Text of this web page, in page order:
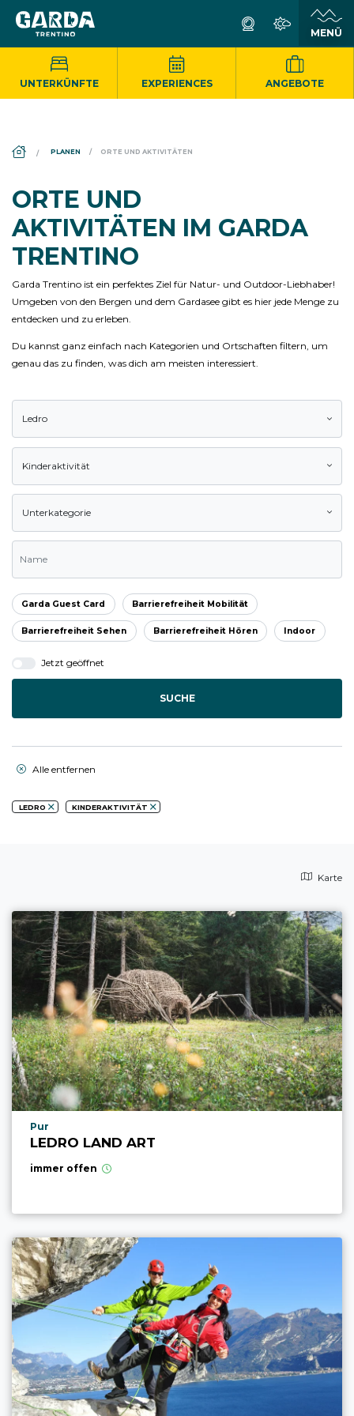
UNTERKÜNFTE EXPERIENCES ANGEBOTE
DS_BREADCRUMB.HOME
PLANEN ORTE UND AKTIVITÄTEN
ORTE UND
AKTIVITÄTEN IM GARDA
TRENTINO
Garda Trentino ist ein perfektes Ziel für Natur- und Outdoor-Liebhaber!
Umgeben von den Bergen und dem Gardasee gibt es hier jede Menge zu
entdecken und zu erleben.
Du kannst ganz einfach nach Kategorien und Ortschaften filtern, um
genau das zu finden, was dich am meisten interessiert.
Ledro
Kinderaktivität
Unterkategorie
Garda Guest Card Barrierefreiheit Mobilität
Barrierefreiheit Sehen Barrierefreiheit Hören Indoor
Jetzt geöffnet
SUCHE
Alle entfernen
LEDRO KINDERAKTIVITÄT
Karte
aria.poi_location_prefix
Pur
LEDRO LAND ART
immer offen